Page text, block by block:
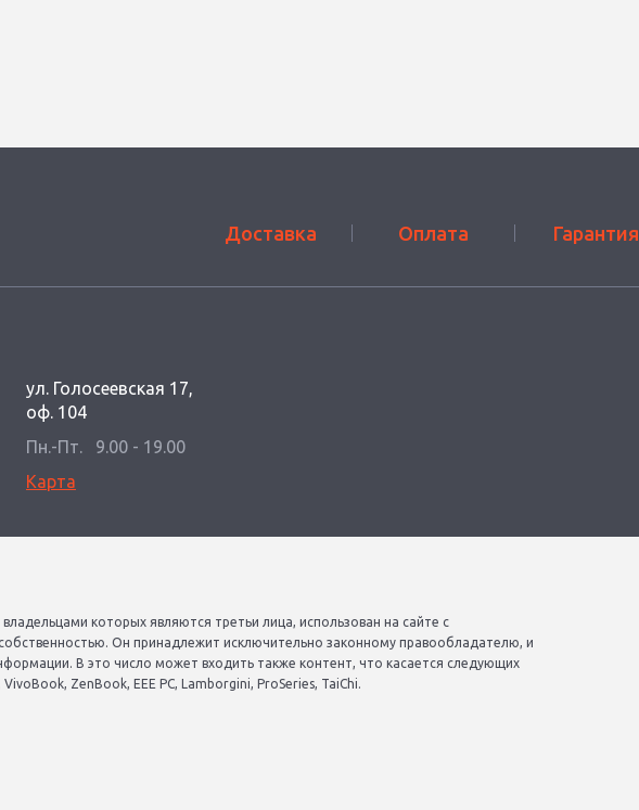
Доставка Оплата Гарантия
ул. Голосеевская 17,
оф. 104
Пн.-Пт.
9.00 - 19.00
Карта
которых являются третьи лица, использован на сайте с
Он принадлежит исключительно законному правообладателю, и
В это число может входить также контент, что касается следующих
ZenBook, EEE PC, Lamborgini, ProSeries, TaiChi.